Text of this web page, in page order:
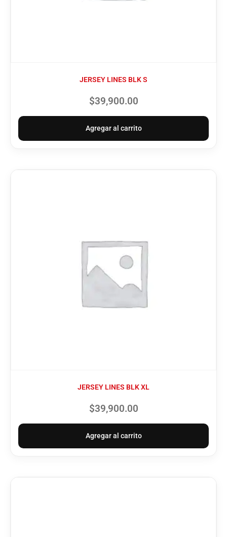
JERSEY LINES BLK S
$39,900.00
Agregar al carrito
JERSEY LINES BLK XL
$39,900.00
Agregar al carrito